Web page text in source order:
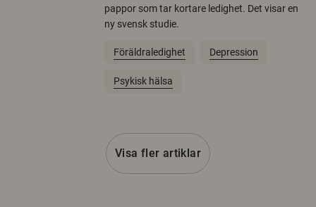
pappor som tar kortare ledighet. Det visar en
ny svensk studie.
Föräldraledighet Depression
Psykisk hälsa
Visa fler artiklar